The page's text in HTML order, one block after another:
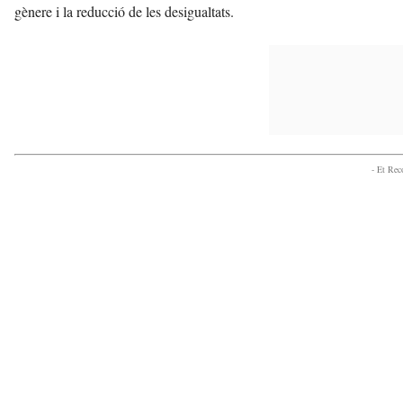
gènere i la reducció de les desigualtats.
- Et